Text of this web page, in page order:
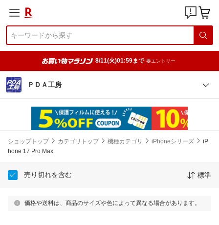
8/11(火)01:59まで 要エントリー
ＰＤＡ工房
ショップトップ カテゴリトップ 機種カテゴリ iPhoneシリーズ
iP
hone 17 Pro Max
売り切れを含む 標準
価格や送料は、商品のサイズや色によって異なる場合があります。